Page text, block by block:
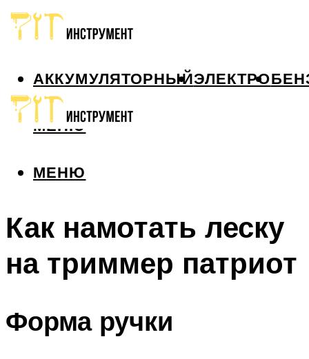
АККУМУЛЯТОРНЫЙЭЛЕКТРО
МЕНЮ
МЕНЮ
Как намотать леску
на триммер патриот
Форма ручки